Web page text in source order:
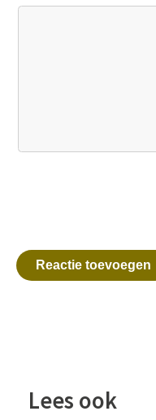
Reactie toevoegen
Lees ook